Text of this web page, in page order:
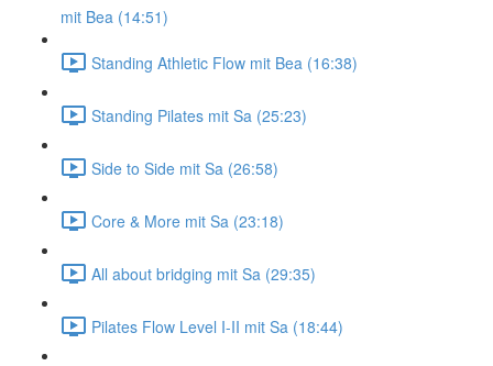
mit Bea (14:51)
Standing Athletic Flow mit Bea (16:38)
Standing Pilates mit Sa (25:23)
Side to Side mit Sa (26:58)
Core & More mit Sa (23:18)
All about bridging mit Sa (29:35)
Pilates Flow Level I-II mit Sa (18:44)